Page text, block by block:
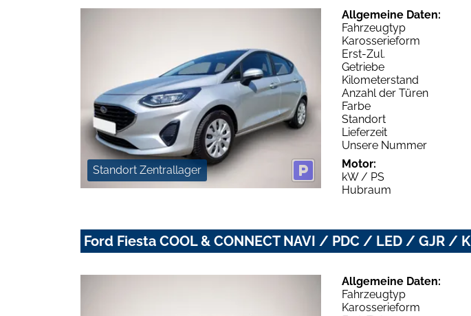
Standort Zentrallager
Allgemeine Daten:
Fahrzeugtyp
Karosserieform
Erst-Zul.
Getriebe
Kilometerstand
Anzahl der Türen
Farbe
Standort
Lieferzeit
Unsere Nummer
Motor:
kW / PS
Hubraum
Ford Fiesta COOL & CONNECT NAVI / PDC / LED / GJR / K
Allgemeine Daten:
Fahrzeugtyp
Karosserieform